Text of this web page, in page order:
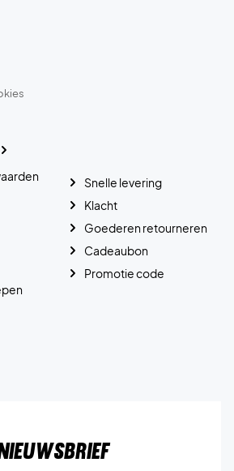
Snelle levering
Klacht
Goederen retourneren
Cadeaubon
Promotie code